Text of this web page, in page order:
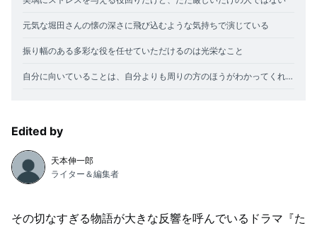
元気な堀田さんの懐の深さに飛び込むような気持ちで演じている
振り幅のある多彩な役を任せていただけるのは光栄なこと
自分に向いていることは、自分よりも周りの方のほうがわかってくれている
Edited by
天本伸一郎
ライター＆編集者
その切なすぎる物語が大きな反響を呼んでいるドラマ『た